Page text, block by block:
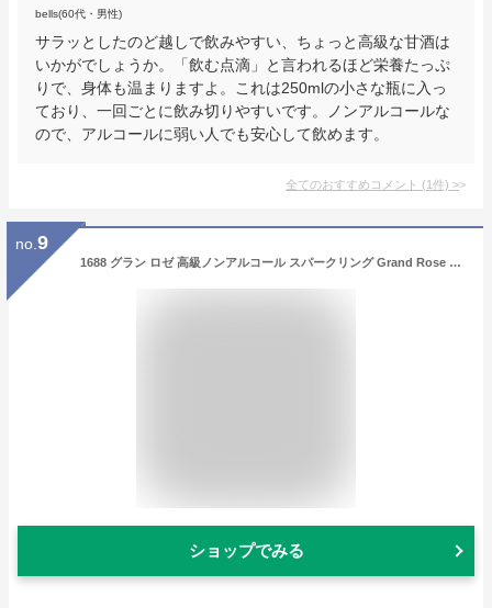
bells(60代・男性)
サラッとしたのど越しで飲みやすい、ちょっと高級な甘酒は
いかがでしょうか。「飲む点滴」と言われるほど栄養たっぷ
りで、身体も温まりますよ。これは250mlの小さな瓶に入っ
ており、一回ごとに飲み切りやすいです。ノンアルコールな
ので、アルコールに弱い人でも安心して飲めます。
全てのおすすめコメント (1件) >
no. 9
1688 グラン ロゼ 高級ノンアルコール スパークリング Grand Rose フランス産 750ml ノンアルコールワイン ノンアルコールシャンパン アルコールフリー Alc.0.00% 虎姫
ショップでみる